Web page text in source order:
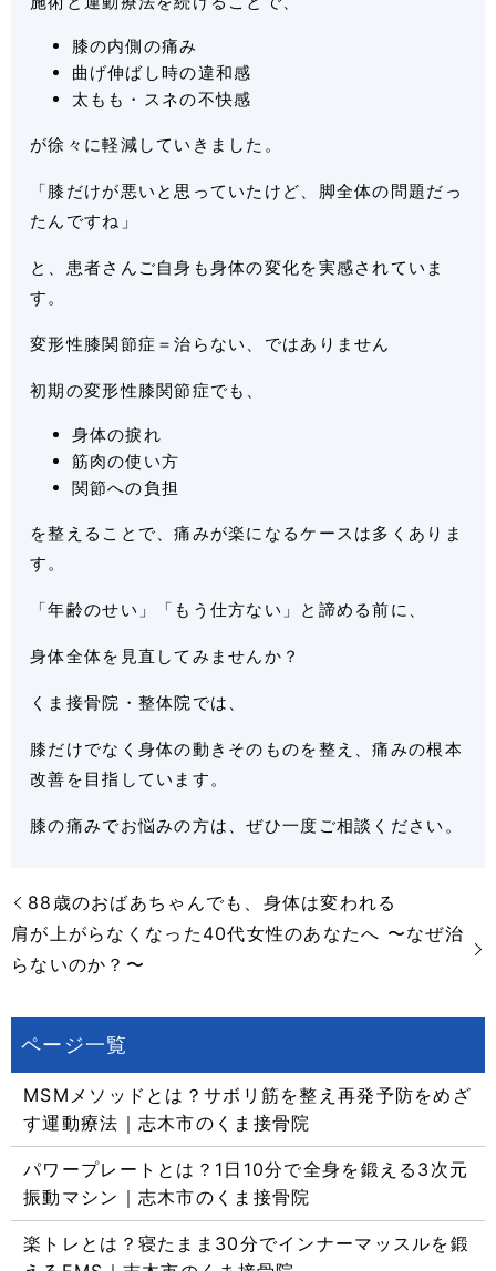
膝の内側の痛み
曲げ伸ばし時の違和感
太もも・スネの不快感
が徐々に軽減していきました。
「膝だけが悪いと思っていたけど、脚全体の問題だっ
たんですね」
と、患者さんご自身も身体の変化を実感されていま
す。
変形性膝関節症＝治らない、ではありません
初期の変形性膝関節症でも、
身体の捩れ
筋肉の使い方
関節への負担
を整えることで、痛みが楽になるケースは多くありま
す。
「年齢のせい」「もう仕方ない」と諦める前に、
身体全体を見直してみませんか？
くま接骨院・整体院では、
膝だけでなく身体の動きそのものを整え、痛みの根本
改善を目指しています。
膝の痛みでお悩みの方は、ぜひ一度ご相談ください。
88歳のおばあちゃんでも、身体は変われる
肩が上がらなくなった40代女性のあなたへ 〜なぜ治
らないのか？〜
MSMメソッドとは？サボリ筋を整え再発予防をめざ
す運動療法｜志木市のくま接骨院
パワープレートとは？1日10分で全身を鍛える3次元
振動マシン｜志木市のくま接骨院
楽トレとは？寝たまま30分でインナーマッスルを鍛